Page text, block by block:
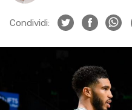
Condividi: